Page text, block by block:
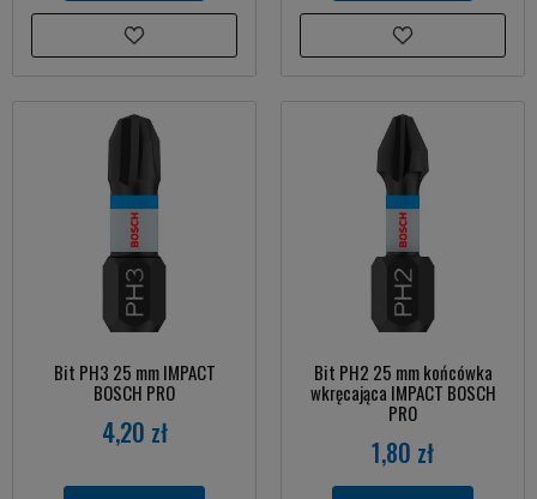
Bit PH3 25 mm IMPACT
BOSCH PRO
4,20 zł
Bit PH2 25 mm końcówka
wkręcająca IMPACT BOSCH
PRO
1,80 zł